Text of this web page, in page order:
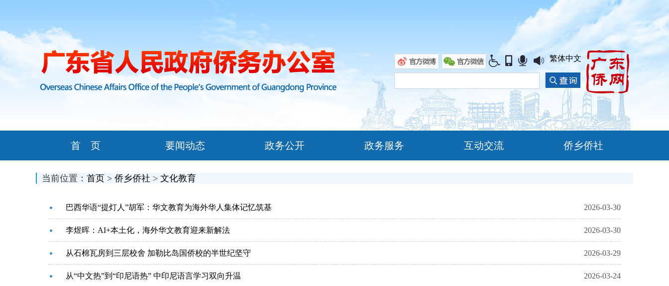
繁体中文
首 页 要闻动态 政务公开 政务服务 互动交流 侨乡侨社
当前位置： 首页 > 侨乡侨社 > 文化教育
巴西华语“提灯人”胡军：华文教育为海外华人集体记忆筑基 2026-03-30
李煜晖：AI+本土化，海外华文教育迎来新解法 2026-03-30
从石棉瓦房到三层校舍 加勒比岛国侨校的半世纪坚守 2026-03-29
从“中文热”到“印尼语热” 中印尼语言学习双向升温 2026-03-24